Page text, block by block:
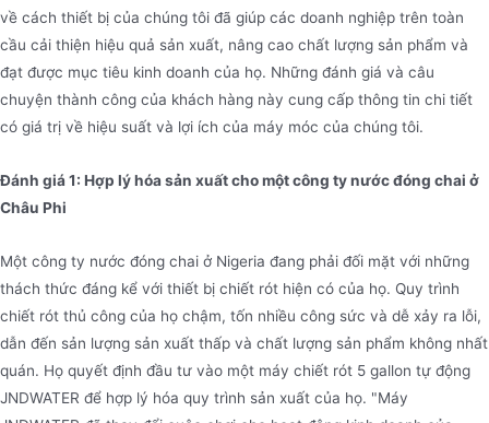
về cách thiết bị của chúng tôi đã giúp các doanh nghiệp trên toàn
cầu cải thiện hiệu quả sản xuất, nâng cao chất lượng sản phẩm và
đạt được mục tiêu kinh doanh của họ. Những đánh giá và câu
chuyện thành công của khách hàng này cung cấp thông tin chi tiết
có giá trị về hiệu suất và lợi ích của máy móc của chúng tôi.
Đánh giá 1: Hợp lý hóa sản xuất cho một công ty nước đóng chai ở
Châu Phi
Một công ty nước đóng chai ở Nigeria đang phải đối mặt với những
thách thức đáng kể với thiết bị chiết rót hiện có của họ. Quy trình
chiết rót thủ công của họ chậm, tốn nhiều công sức và dễ xảy ra lỗi,
dẫn đến sản lượng sản xuất thấp và chất lượng sản phẩm không nhất
quán. Họ quyết định đầu tư vào một máy chiết rót 5 gallon tự động
JNDWATER để hợp lý hóa quy trình sản xuất của họ. "Máy